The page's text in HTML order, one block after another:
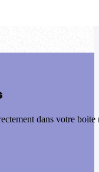
dans votre boite